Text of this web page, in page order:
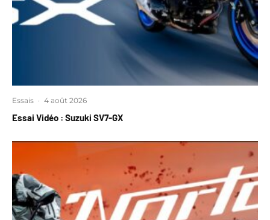
Essais · 4 août 2026
Essai Vidéo : Suzuki SV7-GX